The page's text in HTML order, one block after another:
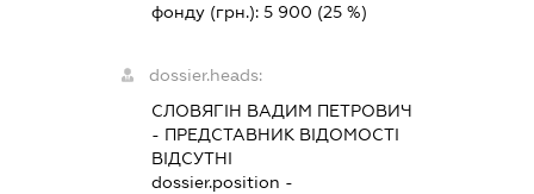
фонду (грн.):5 900 (25 %)
dossier.heads:
СЛОВЯГІН ВАДИМ ПЕТРОВИЧ
- ПРЕДСТАВНИК ВІДОМОСТІ
ВІДСУТНІ
dossier.position -